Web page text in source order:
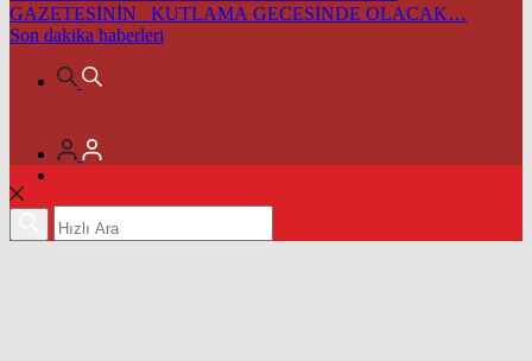
GAZETESİNİN KUTLAMA GECESİNDE OLACAK…
Son dakika haberleri